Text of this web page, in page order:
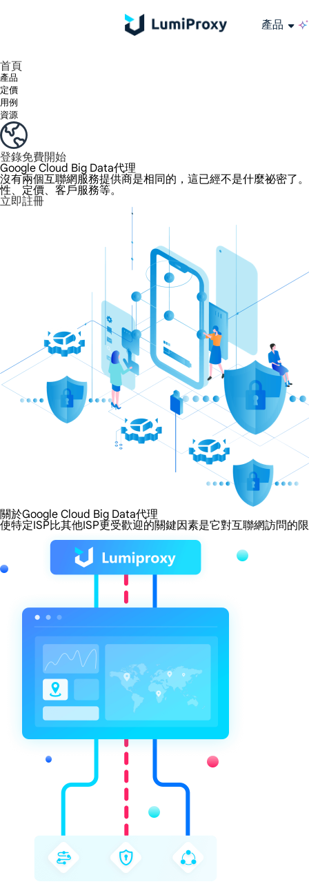
產品
首頁
產品
定價
用例
資源
登錄免費開始
Google Cloud Big Data代理
沒有兩個互聯網服務提供商是相同的，這已經不是什麼祕密了
性、定價、客戶服務等。
立即註冊
關於Google Cloud Big Data代理
使特定ISP比其他ISP更受歡迎的關鍵因素是它對互聯網訪問